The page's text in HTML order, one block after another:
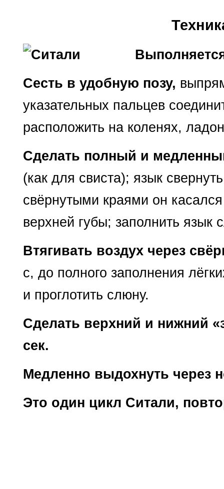
Сесть в удобную позу,
указательных пальцев
расположить на коленях,
Сделать полный и
(как для свиста); язык
свёрнутыми краями он
верхней губы; заполнить язык
Втягивать воздух через
с, до полного заполнения
и проглотить слюну.
Сделать верхний и нижний
сек.
Медленно выдохнуть через
Это один цикл Ситали,